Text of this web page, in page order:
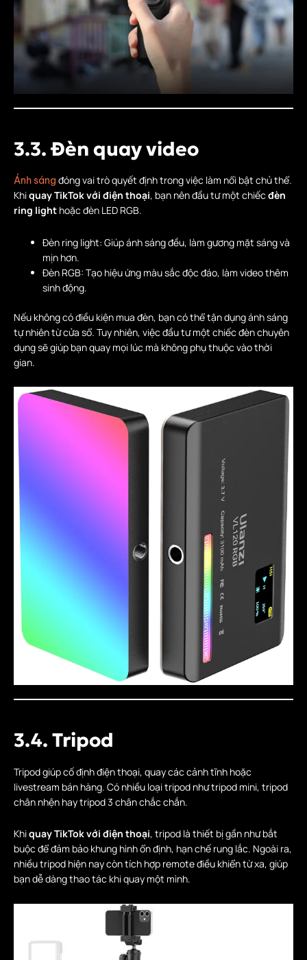
3.3. Đèn quay video
Ánh sáng đóng vai trò quyết định trong việc làm nổi bật chủ thể.
Khiquay TikTok với điện thoại, bạn nên đầu tư một chiếc đèn
ring light hoặc đèn LED RGB.
Đèn ring light: Giúp ánh sáng đều, làm gương mặt sáng và
mịn hơn.
Đèn RGB: Tạo hiệu ứng màu sắc độc đáo, làm video thêm
sinh động.
Nếu không có điều kiện mua đèn, bạn có thể tận dụng ánh sáng
tự nhiên từ cửa sổ. Tuy nhiên, việc đầu tư một chiếc đèn chuyên
dụng sẽ giúp bạn quay mọi lúc mà không phụ thuộc vào thời
gian.
3.4. Tripod
Tripod giúp cố định điện thoại, quay các cảnh tĩnh hoặc
livestream bán hàng. Có nhiều loại tripod như tripod mini, tripod
chân nhện hay tripod 3 chân chắc chắn.
Khiquay TikTok với điện thoại, tripod là thiết bị gần như bắt
buộc để đảm bảo khung hình ổn định, hạn chế rung lắc. Ngoài ra,
nhiều tripod hiện nay còn tích hợp remote điều khiển từ xa, giúp
bạn dễ dàng thao tác khi quay một mình.